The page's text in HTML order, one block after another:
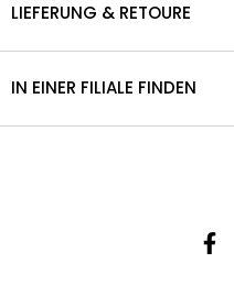
LIEFERUNG & RETOURE
IN EINER FILIALE FINDEN